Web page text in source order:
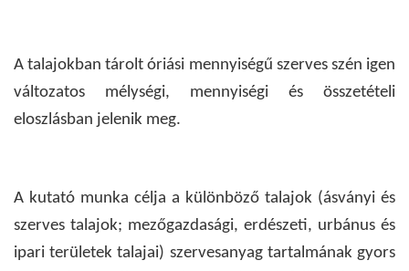
A talajokban tárolt óriási mennyiségű szerves szén igen
változatos mélységi, mennyiségi és összetételi
eloszlásban jelenik meg.
A kutató munka célja a különböző talajok (ásványi és
szerves talajok; mezőgazdasági, erdészeti, urbánus és
ipari területek talajai) szervesanyag tartalmának gyors